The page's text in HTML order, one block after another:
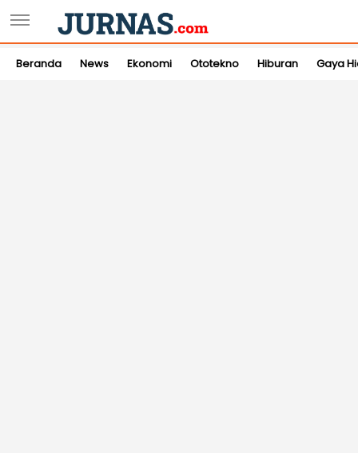
Beranda News Ekonomi Ototekno Hiburan Gaya